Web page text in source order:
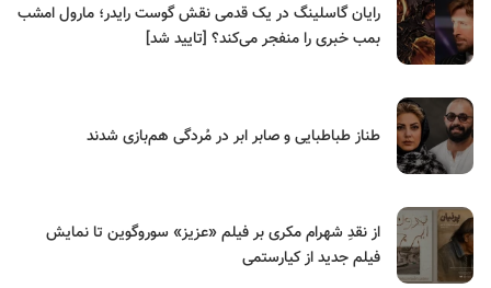
رایان گاسلینگ در یک قدمی نقش گوست رایدر؛ مارول امشب
بمب خبری را منفجر می‌کند؟ [تایید شد]
طناز طباطبایی و صابر ابر در مُردگی هم‌بازی شدند
از نقدِ شهرام مکری بر فیلم «عزیز» سوروگوین تا نمایش
فیلم جدید از کیارستمی